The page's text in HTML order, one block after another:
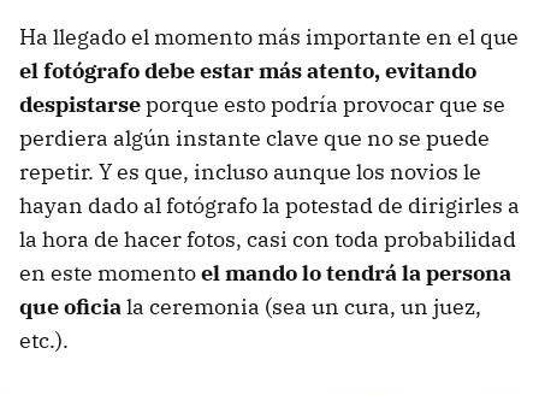
Ha llegado el momento más importante en el que
el fotógrafo debe estar más atento, evitando
despistarseporque esto podría provocar que se
perdiera algún instante clave que no se puede
repetir. Y es que, incluso aunque los novios le
hayan dado al fotógrafo la potestad de dirigirles a
la hora de hacer fotos, casi con toda probabilidad
en este momentoel mando lo tendrá la persona
que oficiala ceremonia (sea un cura, un juez,
etc.).